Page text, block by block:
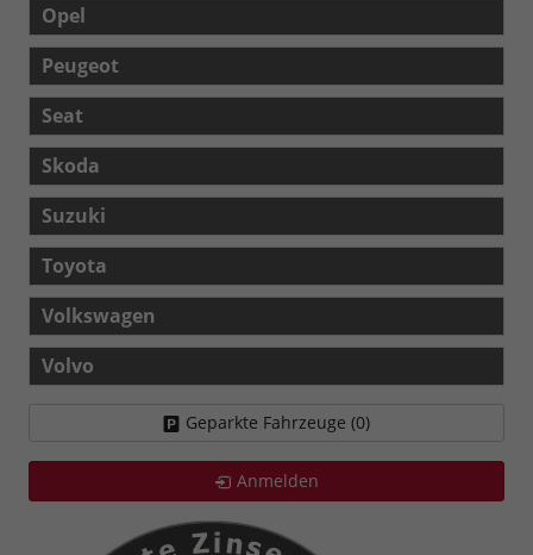
Opel
Peugeot
Seat
Skoda
Suzuki
Toyota
Volkswagen
Volvo
Geparkte Fahrzeuge (0)
Anmelden